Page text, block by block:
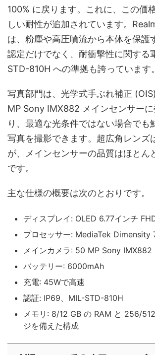
100% に戻ります。これに、この価
しい耐性が追加されています。
は、粉塵や高圧噴流から本体を保護
認定だけでなく、耐衝撃性に関する
STD-810H への準拠も誇っています。
写真部門は、光学式手ぶれ補正
MP Sony IMX882 メインセンサー
り、最適な光条件ではない場合でも
写真を撮影できます。超広角レンズ
が、メインセンサーの品質はほとん
です。
主な仕様の概要は次のとおりです。
ディスプレイ: OLED 6.77インチ
プロセッサー: MediaTek Dimensity
メインカメラ: 50 MP Sony IMX882
バッテリー: 6000mAh
充電: 45Wで高速
認証: IP69、MIL-STD-810H
メモリ: 8/12 GB の RAM と 256/
ジを備えた構成